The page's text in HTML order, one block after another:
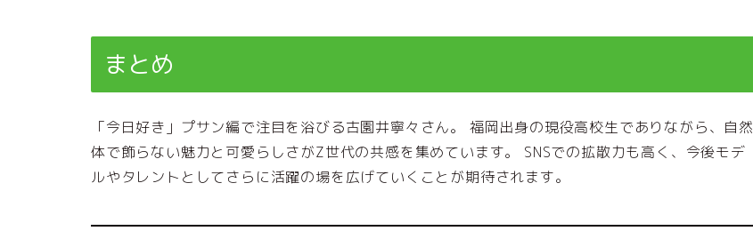
まとめ
「今日好き」プサン編で注目を浴びる古園井寧々さん。 福岡出身の現役高校生でありながら、自然
体で飾らない魅力と可愛らしさがZ世代の共感を集めています。 SNSでの拡散力も高く、今後モデ
ルやタレントとしてさらに活躍の場を広げていくことが期待されます。